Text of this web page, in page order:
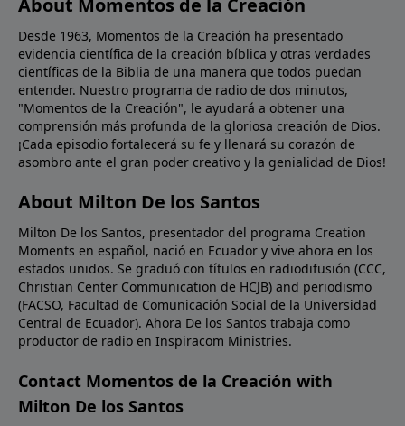
Desde 1963, Momentos de la Creación ha presentado
evidencia científica de la creación bíblica y otras verdades
científicas de la Biblia de una manera que todos puedan
entender. Nuestro programa de radio de dos minutos,
"Momentos de la Creación", le ayudará a obtener una
comprensión más profunda de la gloriosa creación de Dios.
¡Cada episodio fortalecerá su fe y llenará su corazón de
asombro ante el gran poder creativo y la genialidad de Dios!
About Milton De los Santos
Milton De los Santos, presentador del programa Creation
Moments en español, nació en Ecuador y vive ahora en los
estados unidos. Se graduó con títulos en radiodifusión (CCC,
Christian Center Communication de HCJB) and periodismo
(FACSO, Facultad de Comunicación Social de la Universidad
Central de Ecuador). Ahora De los Santos trabaja como
productor de radio en Inspiracom Ministries.
Contact Momentos de la Creación with
Milton De los Santos